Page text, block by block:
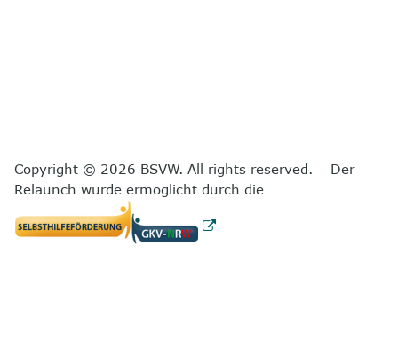
Copyright © 2026 BSVW. All rights reserved. Der
Relaunch wurde ermöglicht durch die